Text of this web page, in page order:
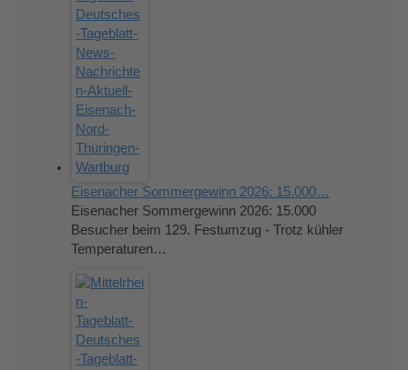
Eisenacher Sommergewinn 2026: 15.000…
Eisenacher Sommergewinn 2026: 15.000
Besucher beim 129. Festumzug - Trotz kühler
Temperaturen…